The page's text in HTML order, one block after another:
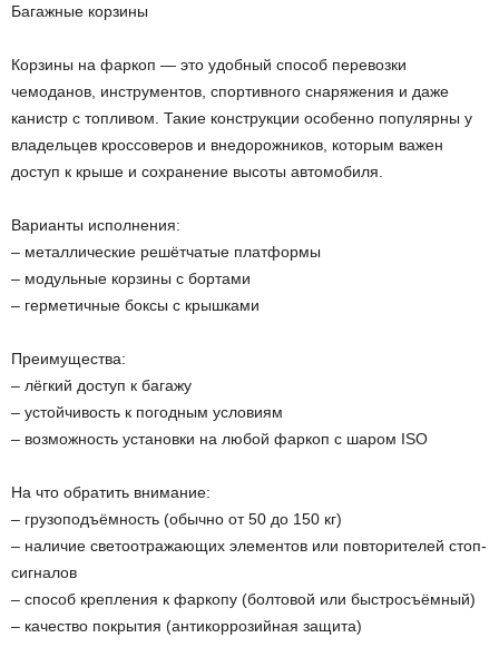
Багажные корзины
Корзины на фаркоп — это удобный способ перевозки
чемоданов, инструментов, спортивного снаряжения и даже
канистр с топливом. Такие конструкции особенно популярны у
владельцев кроссоверов и внедорожников, которым важен
доступ к крыше и сохранение высоты автомобиля.
Варианты исполнения:
– металлические решётчатые платформы
– модульные корзины с бортами
– герметичные боксы с крышками
Преимущества:
– лёгкий доступ к багажу
– устойчивость к погодным условиям
– возможность установки на любой фаркоп с шаром ISO
На что обратить внимание:
– грузоподъёмность (обычно от 50 до 150 кг)
– наличие светоотражающих элементов или повторителей стоп-
сигналов
– способ крепления к фаркопу (болтовой или быстросъёмный)
– качество покрытия (антикоррозийная защита)